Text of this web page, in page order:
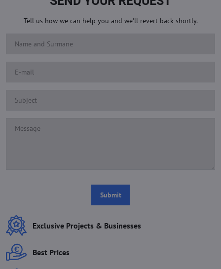
Tell us how we can help you and we'll revert back shortly.
Submit
Exclusive Projects & Businesses
Best Prices